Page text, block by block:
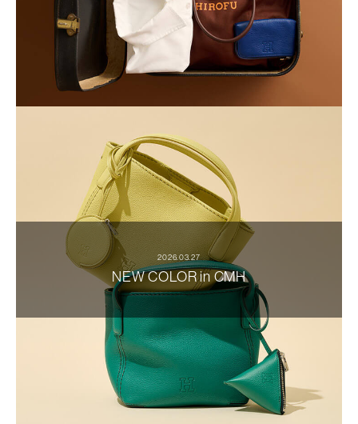
2026.03.27
NEW COLOR in CMH